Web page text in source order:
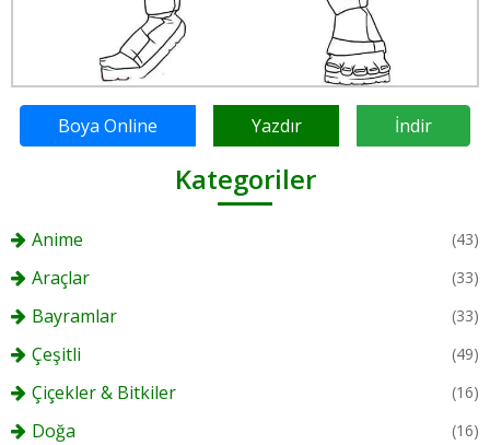
Boya Online Yazdır İndir
Kategoriler
Anime (43)
Araçlar (33)
Bayramlar (33)
Çeşitli (49)
Çiçekler & Bitkiler (16)
Doğa (16)